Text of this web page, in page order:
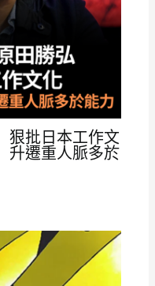
狠批日本工作文
遷重人脈多於